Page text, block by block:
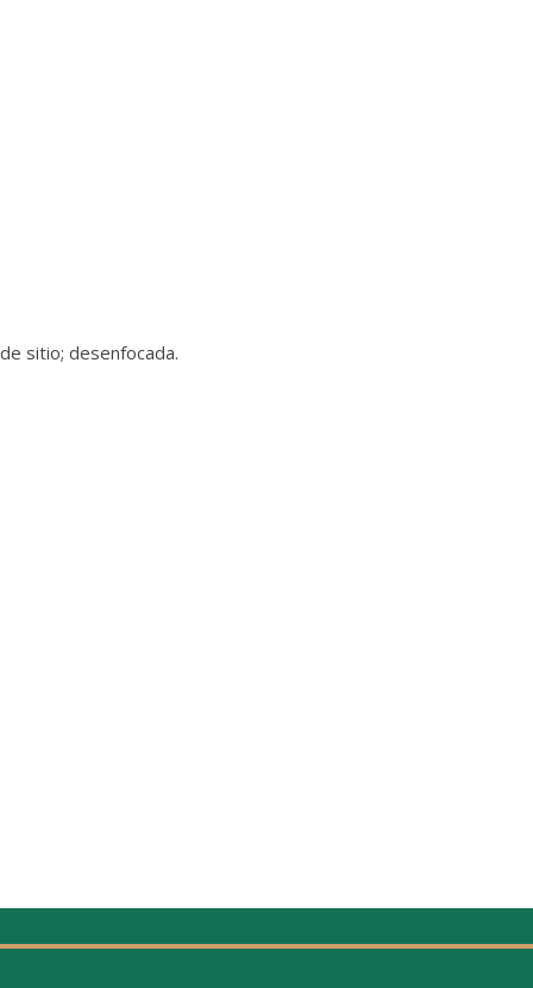
sitio; desenfocada.